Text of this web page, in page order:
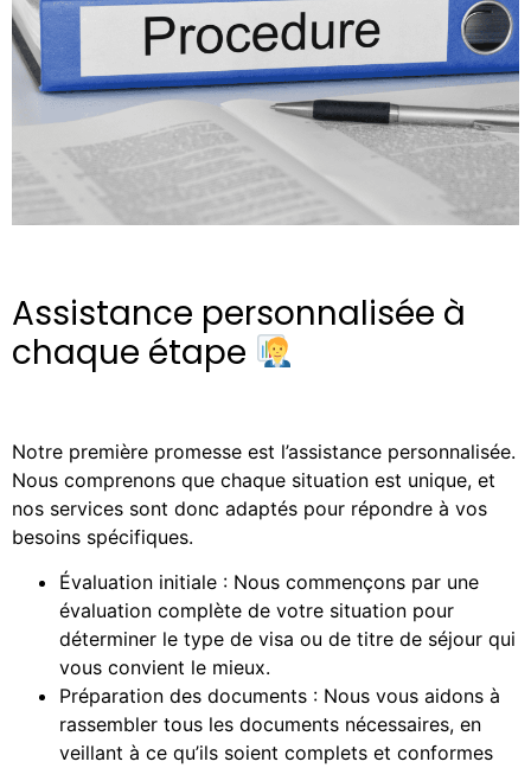
Assistance personnalisée à
chaque étape
Notre première promesse est l’assistance personnalisée.
Nous comprenons que chaque situation est unique, et
nos services sont donc adaptés pour répondre à vos
besoins spécifiques.
Évaluation initiale : Nous commençons par une
évaluation complète de votre situation pour
déterminer le type de visa ou de titre de séjour qui
vous convient le mieux.
Préparation des documents : Nous vous aidons à
rassembler tous les documents nécessaires, en
veillant à ce qu’ils soient complets et conformes